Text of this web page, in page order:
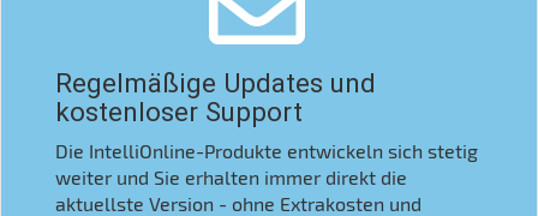
Regelmäßige Updates und
kostenloser Support
Die IntelliOnline-Produkte entwickeln sich stetig
weiter und Sie erhalten immer direkt die
aktuellste Version - ohne Extrakosten und